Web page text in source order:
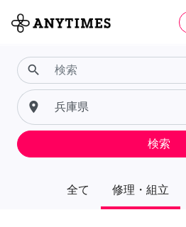
全て 修理・組立
search
place
検索